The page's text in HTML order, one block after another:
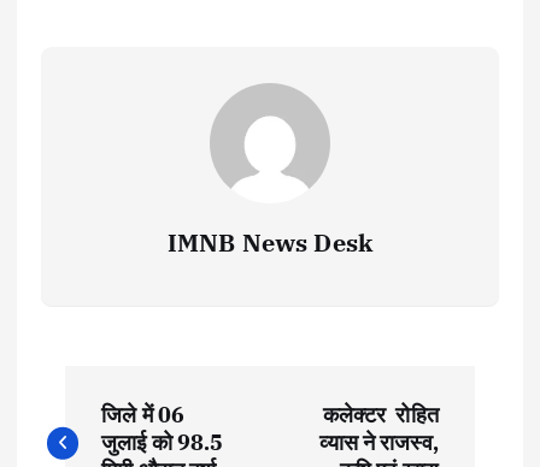
IMNB News Desk
o
जिले में 06
जुलाई को 98.5
कलेक्टर रोहित
व्यास ने राजस्व,